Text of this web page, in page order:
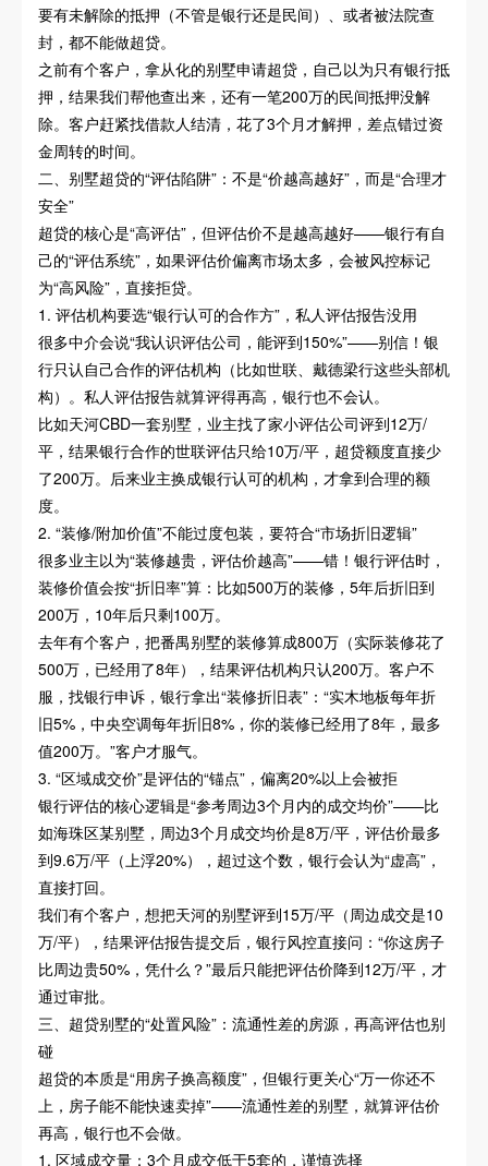
要有未解除的抵押（不管是银行还是民间）、或者被法院查
封，都不能做超贷。
之前有个客户，拿从化的别墅申请超贷，自己以为只有银行抵
押，结果我们帮他查出来，还有一笔200万的民间抵押没解
除。客户赶紧找借款人结清，花了3个月才解押，差点错过资
金周转的时间。
二、别墅超贷的“评估陷阱”：不是“价越高越好”，而是“合理才
安全”
超贷的核心是“高评估”，但评估价不是越高越好——银行有自
己的“评估系统”，如果评估价偏离市场太多，会被风控标记
为“高风险”，直接拒贷。
1. 评估机构要选“银行认可的合作方”，私人评估报告没用
很多中介会说“我认识评估公司，能评到150%”——别信！银
行只认自己合作的评估机构（比如世联、戴德梁行这些头部机
构）。私人评估报告就算评得再高，银行也不会认。
比如天河CBD一套别墅，业主找了家小评估公司评到12万/
平，结果银行合作的世联评估只给10万/平，超贷额度直接少
了200万。后来业主换成银行认可的机构，才拿到合理的额
度。
2. “装修/附加价值”不能过度包装，要符合“市场折旧逻辑”
很多业主以为“装修越贵，评估价越高”——错！银行评估时，
装修价值会按“折旧率”算：比如500万的装修，5年后折旧到
200万，10年后只剩100万。
去年有个客户，把番禺别墅的装修算成800万（实际装修花了
500万，已经用了8年），结果评估机构只认200万。客户不
服，找银行申诉，银行拿出“装修折旧表”：“实木地板每年折
旧5%，中央空调每年折旧8%，你的装修已经用了8年，最多
值200万。”客户才服气。
3. “区域成交价”是评估的“锚点”，偏离20%以上会被拒
银行评估的核心逻辑是“参考周边3个月内的成交均价”——比
如海珠区某别墅，周边3个月成交均价是8万/平，评估价最多
到9.6万/平（上浮20%），超过这个数，银行会认为“虚高”，
直接打回。
我们有个客户，想把天河的别墅评到15万/平（周边成交是10
万/平），结果评估报告提交后，银行风控直接问：“你这房子
比周边贵50%，凭什么？”最后只能把评估价降到12万/平，才
通过审批。
三、超贷别墅的“处置风险”：流通性差的房源，再高评估也别
碰
超贷的本质是“用房子换高额度”，但银行更关心“万一你还不
上，房子能不能快速卖掉”——流通性差的别墅，就算评估价
再高，银行也不会做。
1. 区域成交量：3个月成交低于5套的，谨慎选择